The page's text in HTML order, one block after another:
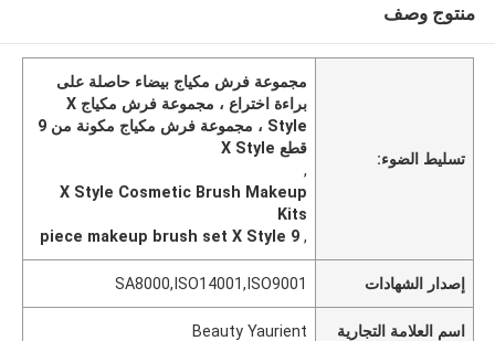
منتوج وصف
تسليط الضوء:
مجموعة فرش مكياج بيضاء حاصلة على
براءة اختراع ، مجموعة فرش مكياج X
Style ، مجموعة فرش مكياج مكونة من 9
قطع X Style
,
X Style Cosmetic Brush Makeup
Kits
,
9 piece makeup brush set X Style
إصدار الشهادات SA8000,ISO14001,ISO9001
اسم العلامة التجارية Beauty Yaurient